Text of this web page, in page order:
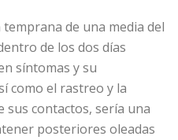
de una media del
de los dos días
síntomas y su
como el rastreo y la
sus contactos, sería una
posteriores oleadas